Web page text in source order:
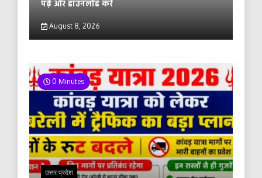
पढ़ें और डाउनलोड करे
August 8, 2026
0 Minutes
उत्तर प्रदेश